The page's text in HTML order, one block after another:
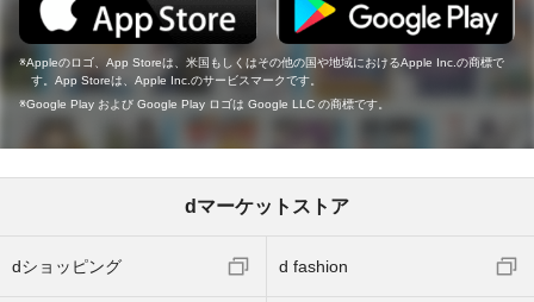
Appleのロゴ、App Storeは、米国もしくはその他の国や地域におけるApple Inc.の商標で
す。App Storeは、Apple Inc.のサービスマークです。
Google Play および Google Play ロゴは Google LLC の商標です。
dマーケットストア
dショッピング d fashion